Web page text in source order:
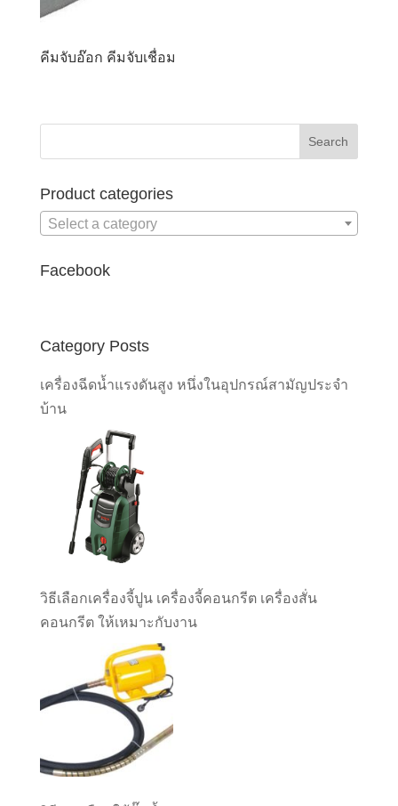
คีมจับอ๊อก คีมจับเชื่อม
Product categories
Select a category
Facebook
Category Posts
เครื่องฉีดน้ำแรงดันสูง หนึ่งในอุปกรณ์สามัญประจำ
บ้าน
วิธีเลือกเครื่องจี้ปูน เครื่องจี้คอนกรีต เครื่องสั่น
คอนกรีต ให้เหมาะกับงาน